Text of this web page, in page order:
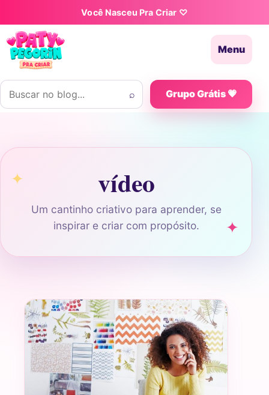
Pular para o conteúdoVocê Nasceu Pra Criar ♡
Menu
Buscar por:
⌕ Grupo Grátis 💗
vídeo
Um cantinho criativo para aprender, se
inspirar e criar com propósito.